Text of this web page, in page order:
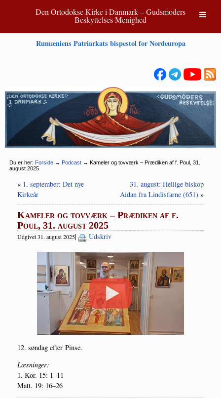
Den Ortodokse Kirke i Danmark – Gudsmoders
Beskyttelses Menighed
Rumæniens Patriarkats bispestol for Nordeuropa
Du er her: Forside → Podcast → Kameler og tovværk – Prædiken af f. Poul, 31.
august 2025
« 1. september: Det nye
Kirkeår
31. august: Hellige biskop
Aidan fra Lindisfarne (651) »
Kameler og tovværk – Prædiken af f.
Poul, 31. august 2025
Udgivet 31. august 2025| Udskriv
12. søn­dag efter Pinse.
Læs­nin­ger:
1. Kor. 15: 1–11
Matt. 19: 16–26